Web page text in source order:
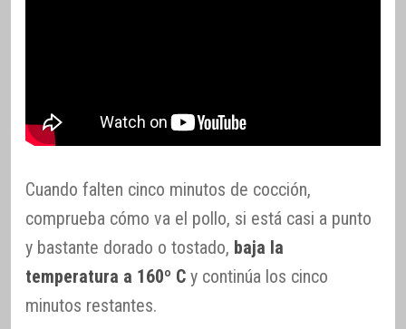
Cuando falten cinco minutos de cocción,
comprueba cómo va el pollo, si está casi a punto
y bastante dorado o tostado, baja la
temperatura a 160º C y continúa los cinco
minutos restantes.